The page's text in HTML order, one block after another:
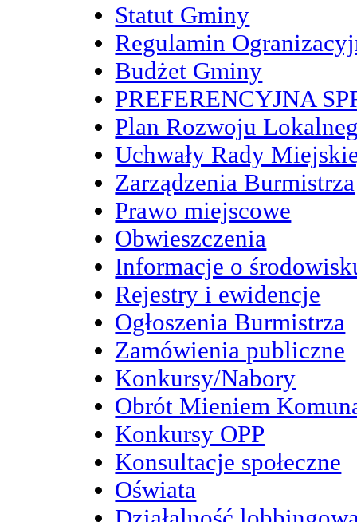
Statut Gminy
Regulamin
Budżet Gminy
PREFERENCYJNA
Plan Rozwoju
Uchwały Rady
Zarządzenia Burmistrza
Prawo miejscowe
Obwieszczenia
Informacje o
Rejestry i ewidencje
Ogłoszenia Burmistrza
Zamówienia publiczne
Konkursy/Nabory
Obrót Mieniem
Konkursy OPP
Konsultacje społeczne
Oświata